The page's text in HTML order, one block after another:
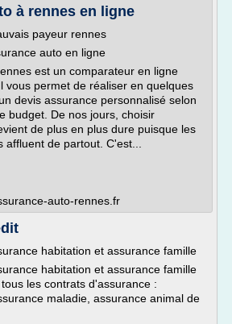
à rennes en ligne
payeur rennes
auto en ligne
est un comparateur en ligne
vous permet de réaliser en quelques
devis assurance personnalisé selon
budget. De nos jours, choisir
de plus en plus dure puisque les
de partout. C'est...
auto-rennes.fr
habitation et assurance famille
habitation et assurance famille
les contrats d'assurance :
maladie, assurance animal de